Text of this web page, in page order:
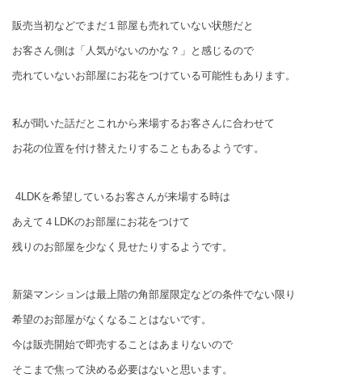
販売当初などでまだ１部屋も売れていない状態だと
お客さん側は「人気がないのかな？」と感じるので
売れていないお部屋にお花をつけている可能性もあります。
私が聞いた話だとこれから来場するお客さんに合わせて
お花の位置を付け替えたりすることもあるようです。
4LDKを希望しているお客さんが来場する時は
あえて４LDKのお部屋にお花をつけて
残りのお部屋を少なく見せたりするようです。
新築マンションは最上階の角部屋限定などの条件でない限り
希望のお部屋がなくなることはないです。
今は販売開始で即売することはあまりないので
そこまで焦って決める必要はないと思います。